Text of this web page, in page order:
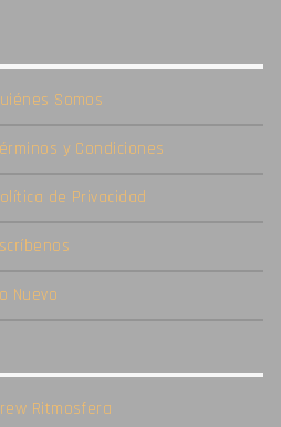
Somos
y Condiciones
de Privacidad
Nuevo
Ritmosfera